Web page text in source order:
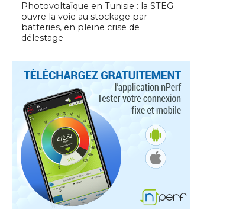
Photovoltaïque en Tunisie : la STEG
ouvre la voie au stockage par
batteries, en pleine crise de
délestage